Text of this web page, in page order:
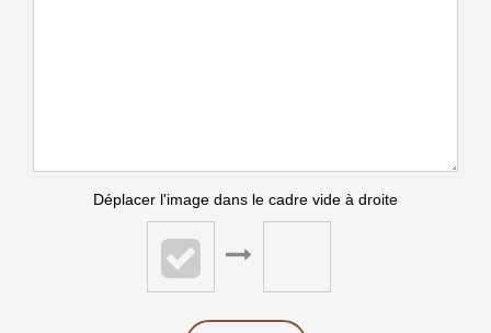
Déplacer l'image dans le cadre vide à droite